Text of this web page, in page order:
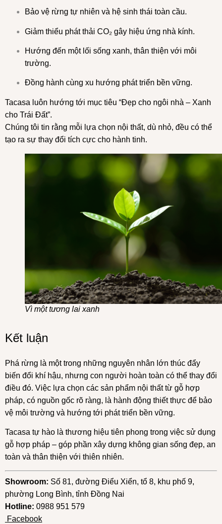
Bảo vệ rừng tự nhiên và hệ sinh thái toàn cầu.
Giảm thiểu phát thải CO₂ gây hiệu ứng nhà kính.
Hướng đến một lối sống xanh, thân thiện với môi
trường.
Đồng hành cùng xu hướng phát triển bền vững.
Tacasa luôn hướng tới mục tiêu “Đẹp cho ngôi nhà – Xanh
cho Trái Đất”.
Chúng tôi tin rằng mỗi lựa chọn nội thất, dù nhỏ, đều có thể
tạo ra sự thay đổi tích cực cho hành tinh.
Vì một tương lai xanh
Kết luận
Phá rừng là một trong những nguyên nhân lớn thúc đẩy
biến đổi khí hậu, nhưng con người hoàn toàn có thể thay đổi
điều đó. Việc lựa chọn các sản phẩm nội thất từ gỗ hợp
pháp, có nguồn gốc rõ ràng, là hành động thiết thực để bảo
vệ môi trường và hướng tới phát triển bền vững.
Tacasa tự hào là thương hiệu tiên phong trong việc sử dụng
gỗ hợp pháp – góp phần xây dựng không gian sống đẹp, an
toàn và thân thiện với thiên nhiên.
Showroom: Số 81, đường Điểu Xiển, tổ 8, khu phố 9,
phường Long Bình, tỉnh Đồng Nai
Hotline: 0988 951 579
Facebook